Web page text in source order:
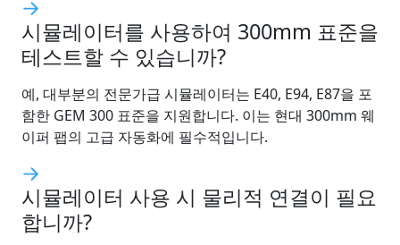
시뮬레이터를 사용하여 300mm 표준을
테스트할 수 있습니까?
예, 대부분의 전문가급 시뮬레이터는 E40, E94, E87을 포
함한 GEM 300 표준을 지원합니다. 이는 현대 300mm 웨
이퍼 팹의 고급 자동화에 필수적입니다.
시뮬레이터 사용 시 물리적 연결이 필요
합니까?